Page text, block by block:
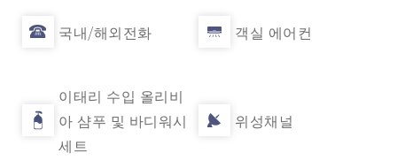
국내/해외전화 객실 에어컨
이태리 수입 올리비
아 샴푸 및 바디워시
세트
위성채널